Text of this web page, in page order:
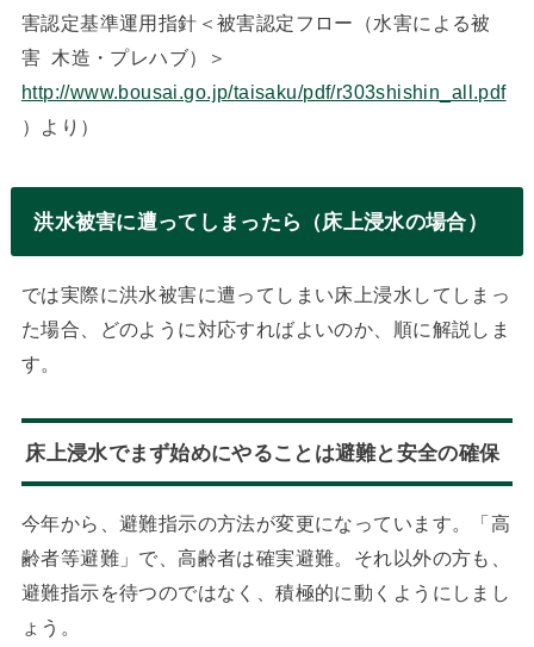
害認定基準運用指針＜被害認定フロー（水害による被
害 木造・プレハブ）＞
http://www.bousai.go.jp/taisaku/pdf/r303shishin_all.pdf
）より）
洪水被害に遭ってしまったら（床上浸水の場合）
では実際に洪水被害に遭ってしまい床上浸水してしまっ
た場合、どのように対応すればよいのか、順に解説しま
す。
床上浸水でまず始めにやることは避難と安全の確保
今年から、避難指示の方法が変更になっています。「高
齢者等避難」で、高齢者は確実避難。それ以外の方も、
避難指示を待つのではなく、積極的に動くようにしまし
ょう。